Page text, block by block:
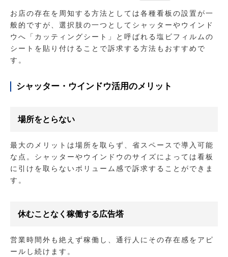
お店の存在を周知する方法としては各種看板の設置が一
般的ですが、選択肢の一つとしてシャッターやウインド
ウへ「カッティングシート」と呼ばれる塩ビフィルムの
シートを貼り付けることで訴求する方法もおすすめで
す。
シャッター・ウインドウ活用のメリット
場所をとらない
最大のメリットは場所を取らず、省スペースで導入可能
な点。シャッターやウインドウのサイズによっては看板
に引けを取らないボリューム感で訴求することができま
す。
休むことなく稼働する広告塔
営業時間外も絶えず稼働し、通行人にその存在感をアピ
ールし続けます。